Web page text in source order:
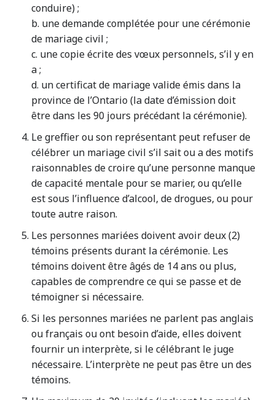
conduire) ;
b. une demande complétée pour une cérémonie
de mariage civil ;
c. une copie écrite des vœux personnels, s’il y en
a ;
d. un certificat de mariage valide émis dans la
province de l’Ontario (la date d’émission doit
être dans les 90 jours précédant la cérémonie).
Le greffier ou son représentant peut refuser de
célébrer un mariage civil s’il sait ou a des motifs
raisonnables de croire qu’une personne manque
de capacité mentale pour se marier, ou qu’elle
est sous l’influence d’alcool, de drogues, ou pour
toute autre raison.
Les personnes mariées doivent avoir deux (2)
témoins présents durant la cérémonie. Les
témoins doivent être âgés de 14 ans ou plus,
capables de comprendre ce qui se passe et de
témoigner si nécessaire.
Si les personnes mariées ne parlent pas anglais
ou français ou ont besoin d’aide, elles doivent
fournir un interprète, si le célébrant le juge
nécessaire. L’interprète ne peut pas être un des
témoins.